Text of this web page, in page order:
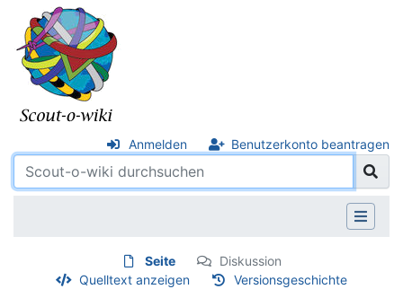
Anmelden Benutzerkonto beantragen
Seite
Diskussion
Quelltext anzeigen
Versionsgeschichte